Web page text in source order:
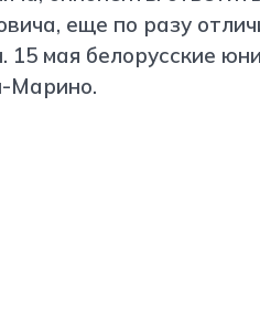
еще по разу
15 мая белорусские
Марино.